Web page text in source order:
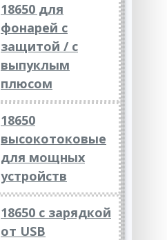
18650 для
фонарей с
защитой / с
выпуклым
плюсом
18650
высокотоковые
для мощных
устройств
18650 с зарядкой
от USB